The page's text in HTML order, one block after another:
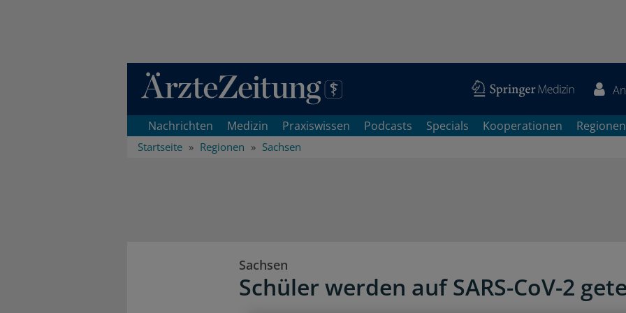
Direkt zum Inhaltsbereich
Nachrichten Medizin Praxiswissen Podcasts Specials Kooperationen Regionen
Startseite Regionen Sachsen
Sachsen
Schüler werden auf SARS-CoV-2